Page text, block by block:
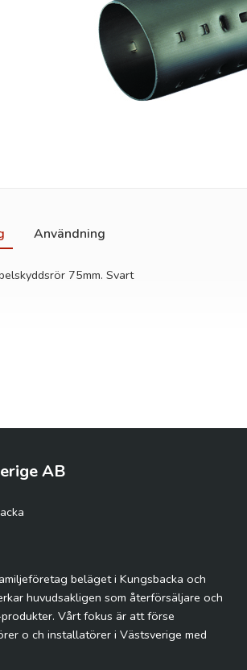
Användning
75mm. Svart
AB
beläget i Kungsbacka och
huvudsakligen som återförsäljare och
Vårt fokus är att förse
o ch installatörer i Västsverige med